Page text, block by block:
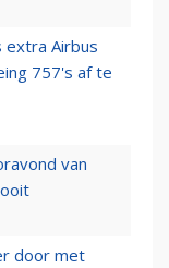
extra Airbus
757's af te
van
door met